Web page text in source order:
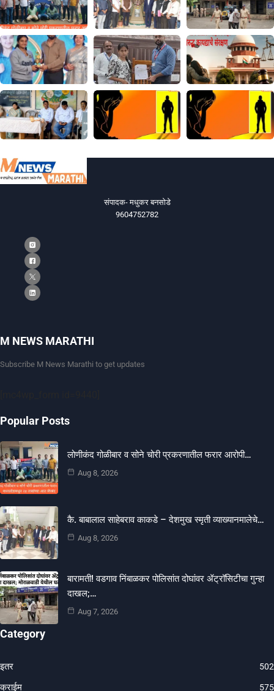
संपादक- मधुकर बनसोडे
9604752782
M NEWS MARATHI
Subscribe M News Marathi to get updates
Popular Posts
लोणीकंद गोळीबार व सोने चोरी प्रकरणातील फरार आरोपी…
Aug 8, 2026
कै. बाबालाल साहेबराव काकडे – देशमुख स्मृती व्याख्यानमालेचे…
Aug 8, 2026
बारामती! वडगाव निंबाळकर पोलिसांत दोघांवर ॲट्रॉसिटीचा गुन्हा
दाखल;…
Aug 7, 2026
Category
इतर 502
क्राईम 575